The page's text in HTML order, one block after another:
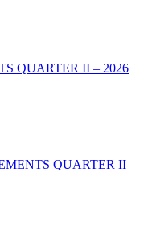
QUARTER II – 2026
QUARTER II –